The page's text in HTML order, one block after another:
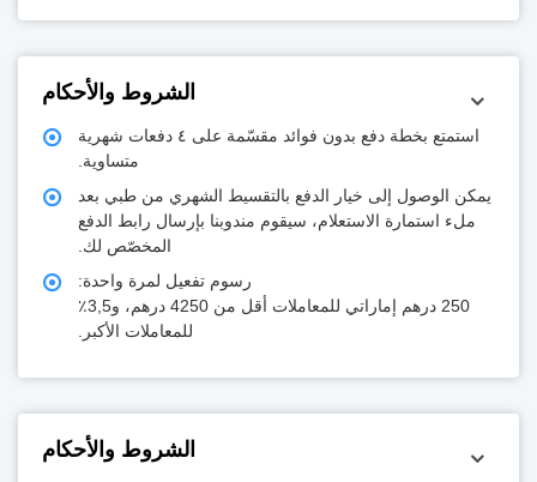
الشروط والأحكام
استمتع بخطة دفع بدون فوائد مقسّمة على ٤ دفعات شهرية
متساوية.
يمكن الوصول إلى خيار الدفع بالتقسيط الشهري من طبي بعد
ملء استمارة الاستعلام، سيقوم مندوبنا بإرسال رابط الدفع
المخصّص لك.
رسوم تفعيل لمرة واحدة:
250 درهم إماراتي للمعاملات أقل من 4250 درهم، و3,5٪
للمعاملات الأكبر.
الشروط والأحكام